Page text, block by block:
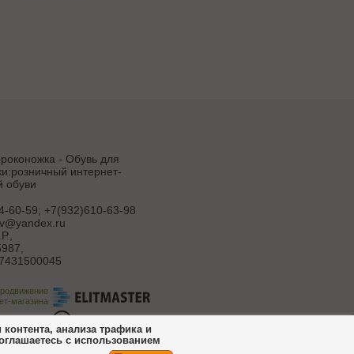
- Обувь для
интернет-
обуви
60-59; +7(932)610-63-98
магазина
анализа трафика и
с использованием